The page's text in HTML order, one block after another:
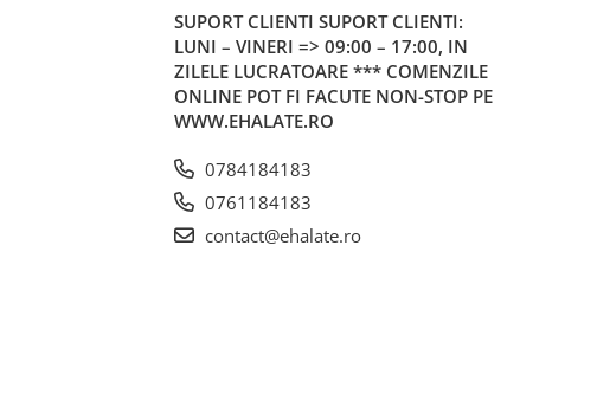
SUPORT CLIENTI SUPORT CLIENTI:
LUNI – VINERI => 09:00 – 17:00, IN
ZILELE LUCRATOARE *** COMENZILE
ONLINE POT FI FACUTE NON-STOP PE
WWW.EHALATE.RO
0784184183
0761184183
contact@ehalate.ro